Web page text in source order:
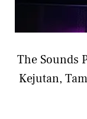
The Sounds
Kejutan,